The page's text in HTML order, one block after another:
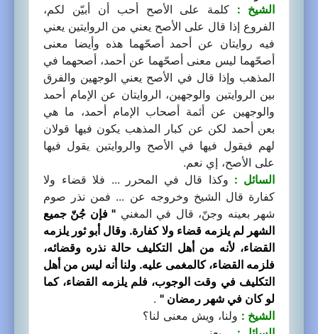
الشيخ : كلمة على الأصح أحب أن أبيّن لكم،
الفروع إذا قال على الأصح يعني من الروايتين يعني
فيه روايتان عن أحمد أصحّهما هذه وأيضا معنى
أصحّهما ليس معنى أصحّهما عن أحمد، أصحهما في
المذهب وإذا قال في الأصح يعني الوجهين والفرق
بين الروايتين والوجهين، الروايتان عن الإمام أحمد
والوجهين عن أئمة أصحاب الإمام أحمد، ما هي
بعن أحمد لكن عن كبار المذهب يكون فيها قولان
لهم فيقول فيها في الأصح والروايتين يقول فيها
على الأصح، إي نعم.
السائل : وكذا قال في المحرر ... فلا قضاء ولا
كفارة قال الشيخ وخروجه عن ... فمن نذر صوم
شهر بعينه وجنّ، قال في المغني " فإن جُنّ جميع
الشهر لم يلزمه قضاء ولا كفارة. وقال أبو ثور يلزمه
القضاء، لأنه من أهل التكليف حالة نذره وقضائه،
فلزمه القضاء، كالمغمى عليه. ولنا أنه ليس من أهل
التكليف في وقت الوجوب، فلم يلزمه القضاء، كما
لو كان في شهر رمضان " .
الشيخ : ولنا، ويش معنى لنا؟